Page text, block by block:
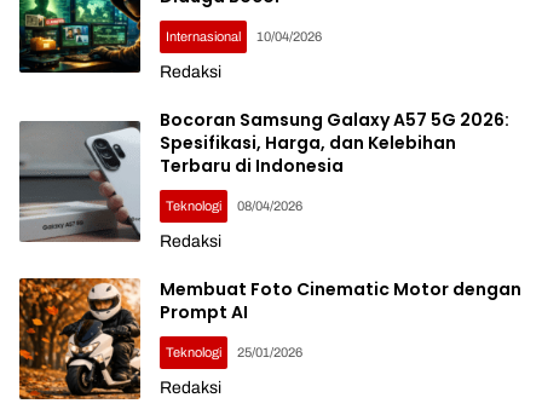
Internasional 10/04/2026
Redaksi
Bocoran Samsung Galaxy A57 5G 2026:
Spesifikasi, Harga, dan Kelebihan
Terbaru di Indonesia
Teknologi 08/04/2026
Redaksi
Membuat Foto Cinematic Motor dengan
Prompt AI
Teknologi 25/01/2026
Redaksi